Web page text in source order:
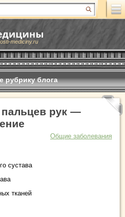
mediciny.ru
рубрику блога
пальцев рук —
Общие заболевания
сустава
тканей